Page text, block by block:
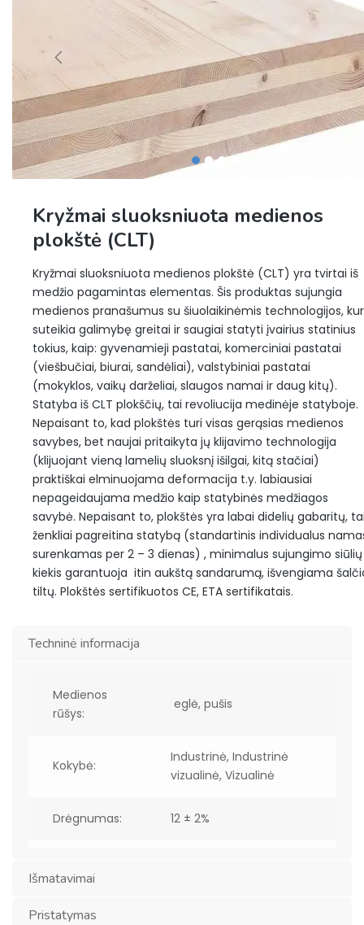
Kryžmai sluoksniuota medienos
plokštė (CLT)
Kryžmai sluoksniuota medienos plokštė (CLT) yra tvirtai iš
medžio pagamintas elementas. Šis produktas sujungia
medienos pranašumus su šiuolaikinėmis technologijos,
suteikia galimybę greitai ir saugiai statyti įvairius statinius
tokius, kaip: gyvenamieji pastatai, komerciniai pastatai
(viešbučiai, biurai, sandėliai), valstybiniai pastatai
(mokyklos, vaikų darželiai, slaugos namai ir daug kitų).
Statyba iš CLT plokščių, tai revoliucija medinėje statyboje.
Nepaisant to, kad plokštės turi visas gerąsias medienos
savybes, bet naujai pritaikyta jų klijavimo technologija
(klijuojant vieną lamelių sluoksnį išilgai, kitą stačiai)
praktiškai elminuojama deformacija t.y. labiausiai
nepageidaujama medžio kaip statybinės medžiagos
savybė. Nepaisant to, plokštės yra labai didelių gabaritų,
ženkliai pagreitina statybą (standartinis individualus
surenkamas per 2 – 3 dienas) , minimalus sujungimo siūlių
kiekis garantuoja itin aukštą sandarumą, išvengiama
tiltų. Plokštės sertifikuotos CE, ETA sertifikatais.
Techninė informacija
Medienos
rūšys:
eglė, pušis
Kokybė:
Industrinė, Industrinė
vizualinė, Vizualinė
Drėgnumas: 12 ± 2%
klasė
Išmatavimai
Pristatymas